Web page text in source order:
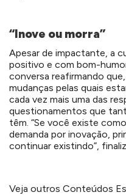
“Inove ou morra”
Apesar de impactante, a
positivo e com bom-
conversa reafirmando
mudanças pelas quais
cada vez mais uma das
questionamentos que
têm. “Se você existe
demanda por inovação,
continuar existindo”,
Veja outros Conteúdos